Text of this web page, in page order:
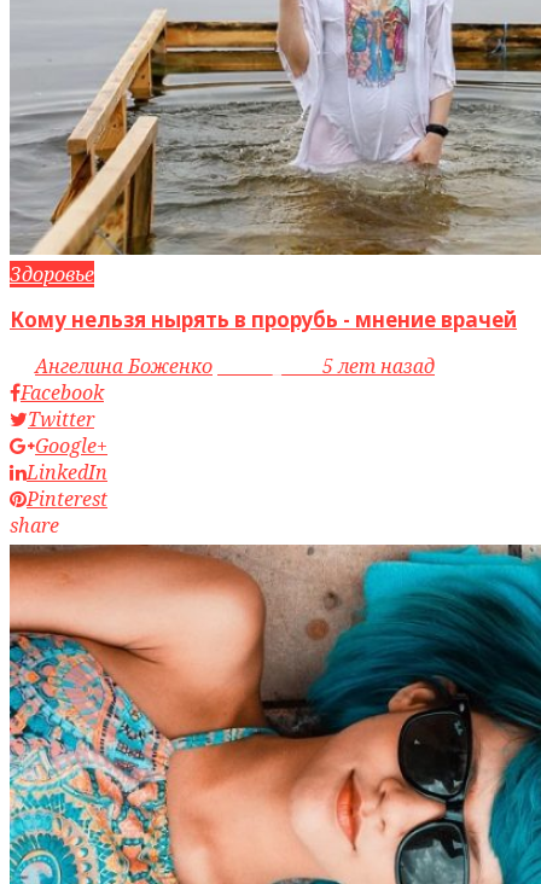
Здоровье
Кому нельзя нырять в прорубь - мнение врачей
byАнгелина Боженко
5 лет назад
Facebook
Twitter
Google+
LinkedIn
Pinterest
share